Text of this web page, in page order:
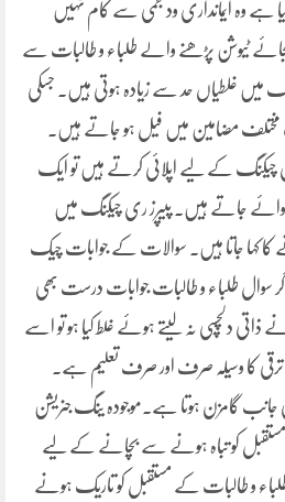
ہے وہ ایمانداری ودلجمی سے کام نہیں
ٹیوشن پڑھنے والے طلباء و طالبات سے
میں غلطیاں حد سے زیادہ ہوتی ہیں۔ جسکی
مختلف مضامین میں فیل ہو جاتے ہیں۔
چیکنگ کے لیے اپلائی کرتے ہیں تو ایک
جاتے ہیں۔ پیپرز ری چیکنگ میں
کہا جاتا ہیں۔ سوالات کے جوابات چیک
سوال طلباء و طالبات جوابات درست بھی
دلچسپی نہ لیتے ہوئے غلط کیا ہو تو اسے
کا وسیلہ صرف اور صرف تعلیم ہے۔
جانب گامزن ہوتا ہے۔موجودہ ینگ جنریشن
مستقبل کو تباہ ہونے سے بچانے کے لیے
و طالبات کے مستقبل کو تاریک ہونے